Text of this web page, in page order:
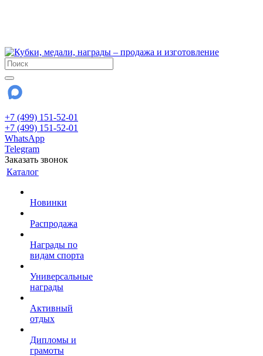
+7 (499) 151-52-01
+7 (499) 151-52-01
WhatsApp
Telegram
Заказать звонок
Каталог
Новинки
Распродажа
Награды по
видам спорта
Универсальные
награды
Активный
отдых
Дипломы и
грамоты